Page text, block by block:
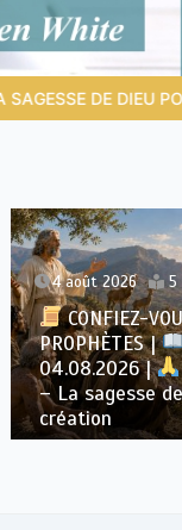
1 : La crainte
4 août 2026 5
CONFIEZ-
PROPHÈTES |
04.08.2026 |
– La sagesse
création